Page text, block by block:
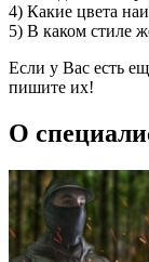
4) Какие цвета
5) В каком стиле
Если у Вас есть
пишите их!
О